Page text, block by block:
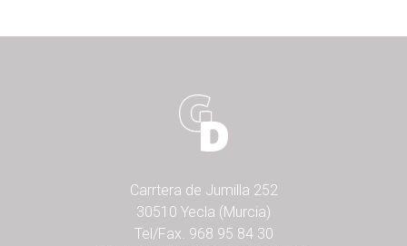
Carrtera de Jumilla 252
30510 Yecla (Murcia)
Tel/Fax. 968 95 84 30